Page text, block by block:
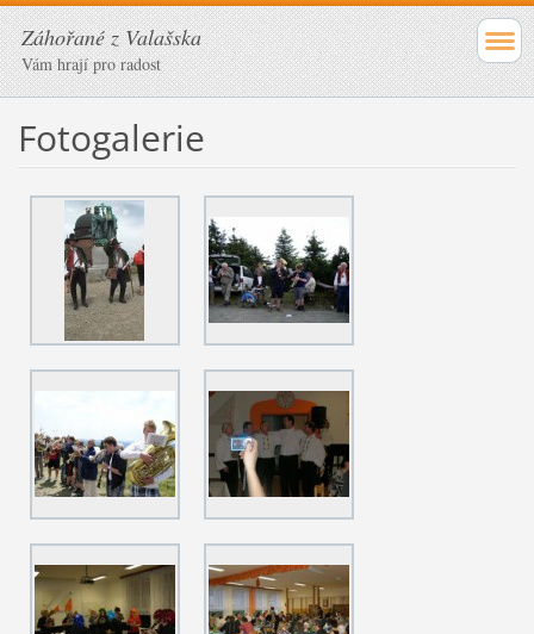
Záhořané z Valašska
Vám hrají pro radost
Fotogalerie